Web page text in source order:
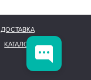
ДОСТАВКА
КАТАЛОГ